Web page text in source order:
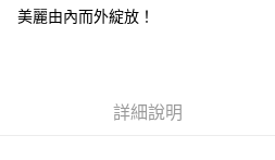
付款後7-11取貨
美麗由內而外綻放！
詳細說明